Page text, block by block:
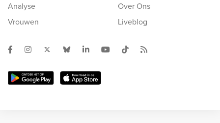
Analyse
Vrouwen
Over Ons
Liveblog